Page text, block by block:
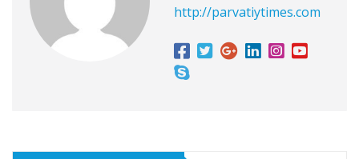
http://parvatiytimes.com